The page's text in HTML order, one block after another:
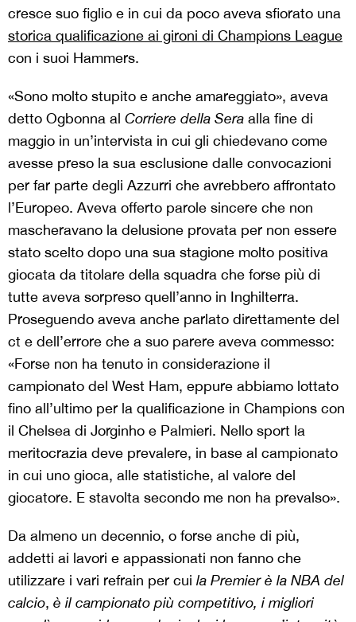
cresce suo figlio e in cui da poco aveva sfiorato una
storica qualificazione ai gironi di Champions League
con i suoi Hammers.
«Sono molto stupito e anche amareggiato», aveva
detto Ogbonna al Corriere della Sera alla fine di
maggio in un’intervista in cui gli chiedevano come
avesse preso la sua esclusione dalle convocazioni
per far parte degli Azzurri che avrebbero affrontato
l’Europeo. Aveva offerto parole sincere che non
mascheravano la delusione provata per non essere
stato scelto dopo una sua stagione molto positiva
giocata da titolare della squadra che forse più di
tutte aveva sorpreso quell’anno in Inghilterra.
Proseguendo aveva anche parlato direttamente del
ct e dell’errore che a suo parere aveva commesso:
«Forse non ha tenuto in considerazione il
campionato del West Ham, eppure abbiamo lottato
fino all’ultimo per la qualificazione in Champions con
il Chelsea di Jorginho e Palmieri. Nello sport la
meritocrazia deve prevalere, in base al campionato
in cui uno gioca, alle statistiche, al valore del
giocatore. E stavolta secondo me non ha prevalso».
Da almeno un decennio, o forse anche di più,
addetti ai lavori e appassionati non fanno che
utilizzare i vari refrain per cui la Premier è la NBA del
calcio, è il campionato più competitivo, i migliori